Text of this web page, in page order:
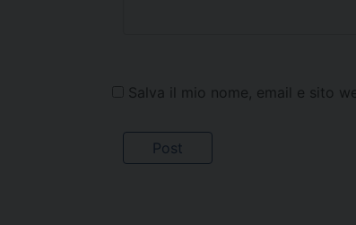
Salva il mio nome, email e sito